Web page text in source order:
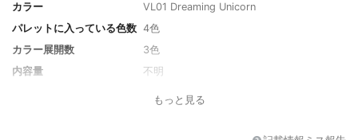
カラー
VL01 Dreaming Unicorn
パレットに入っている色数 4色
カラー展開数
3色
内容量
不明
もっと見る